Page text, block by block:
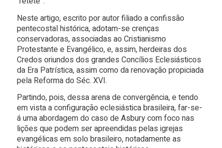
Neste artigo, escrito por autor filiado a confissão
pentecostal histórica, adotam-se crenças
conservadoras, associadas ao Cristianismo
Protestante e Evangélico, e, assim, herdeiras dos
Credos oriundos dos grandes Concílios Eclesiásticos
da Era Patrística, assim como da renovação propiciada
pela Reforma do Séc. XVI.
Partindo, pois, dessa arena de convergência, e tendo
em vista a configuração eclesiástica brasileira, far-se-
á uma abordagem do caso de Asbury com foco nas
lições que podem ser apreendidas pelas igrejas
evangélicas em solo brasileiro, notadamente as